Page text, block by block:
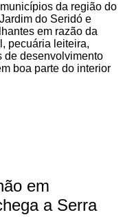
da região do
do Seridó e
em razão da
pecuária leiteira,
de desenvolvimento
boa parte do interior
em
a Serra